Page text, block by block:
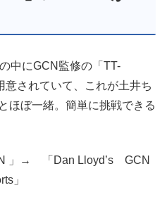
中にGCN監修の「TT-
意されていて、これが土井ち
ほぼ一緒。簡単に挑戦できる
」→ 「Dan Lloyd’s GCN
」